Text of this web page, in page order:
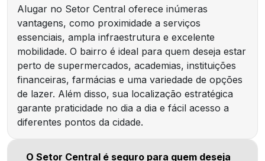
Alugar no Setor Central oferece inúmeras
vantagens, como proximidade a serviços
essenciais, ampla infraestrutura e excelente
mobilidade. O bairro é ideal para quem deseja estar
perto de supermercados, academias, instituições
financeiras, farmácias e uma variedade de opções
de lazer. Além disso, sua localização estratégica
garante praticidade no dia a dia e fácil acesso a
diferentes pontos da cidade.
O Setor Central é seguro para quem deseja